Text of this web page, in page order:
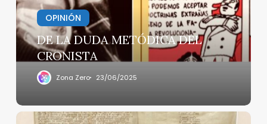
CRONISTA
OPINIÓN
DE LA DUDA METÓDICA DEL
CRONISTA
Zona Zero 23/06/2025
VINICIUS